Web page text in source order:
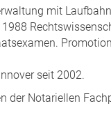
mit
seit 2002.
der Notariellen